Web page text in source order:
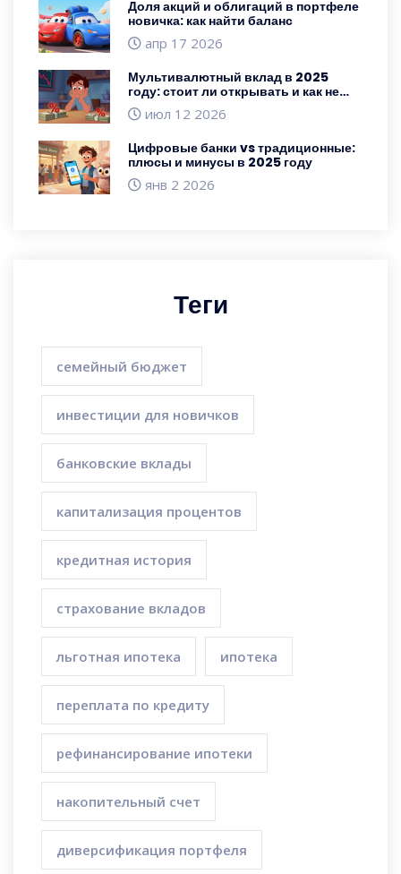
Доля акций и облигаций в портфеле
новичка: как найти баланс
апр 17 2026
Мультивалютный вклад в 2025
году: стоит ли открывать и как не
потерять деньги
июл 12 2026
Цифровые банки vs традиционные:
плюсы и минусы в 2025 году
янв 2 2026
Теги
семейный бюджет
инвестиции для новичков
банковские вклады
капитализация процентов
кредитная история
страхование вкладов
льготная ипотека ипотека
переплата по кредиту
рефинансирование ипотеки
накопительный счет
диверсификация портфеля